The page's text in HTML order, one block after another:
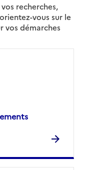
recherches,
vous sur le
vos démarches